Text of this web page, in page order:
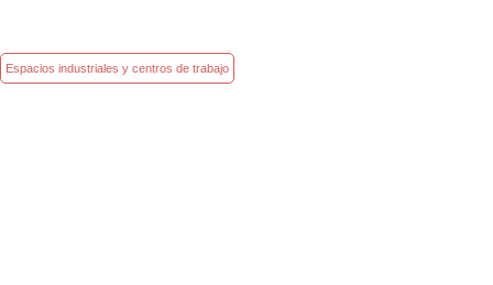
Espacios industriales y centros de trabajo